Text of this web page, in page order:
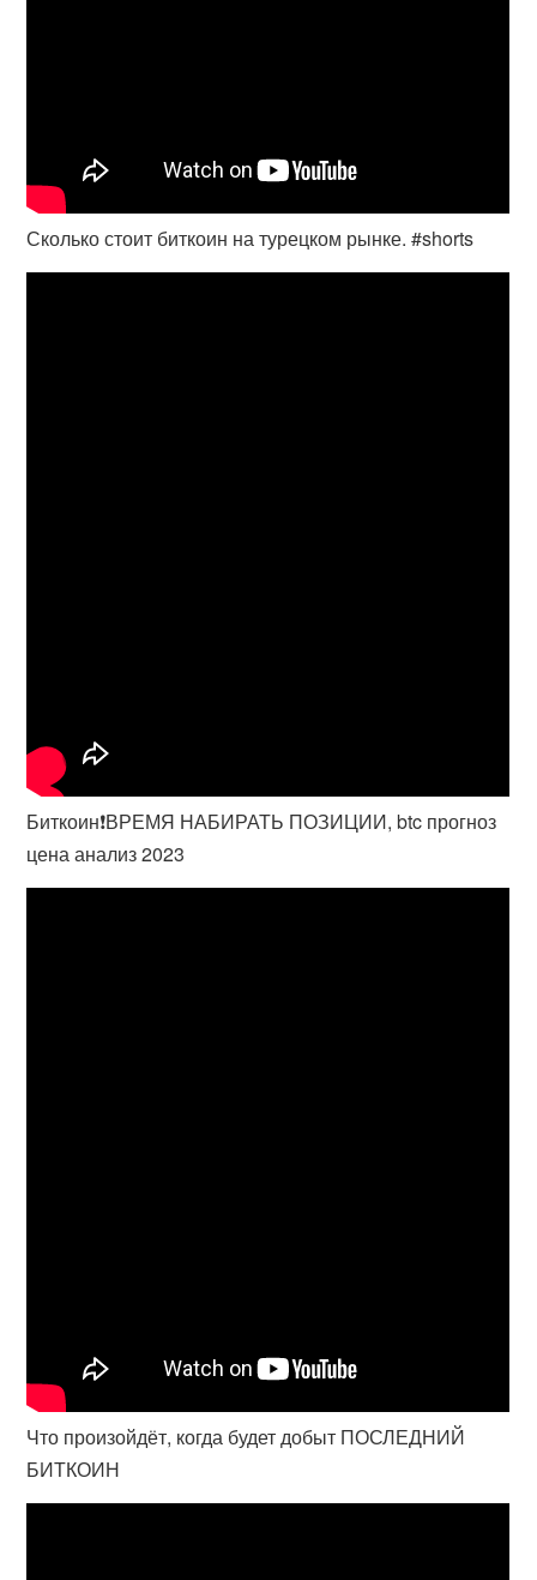
Сколько стоит биткоин на турецком рынке. #shorts
Биткоин❗️ВРЕМЯ НАБИРАТЬ ПОЗИЦИИ, btc прогноз
цена анализ 2023
Что произойдёт, когда будет добыт ПОСЛЕДНИЙ
БИТКОИН